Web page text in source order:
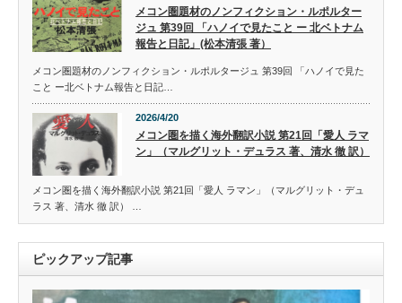
メコン圏題材のノンフィクション・ルポルター
ジュ 第39回 「ハノイで見たこと ー 北ベトナム
報告と日記」(松本清張 著）
メコン圏題材のノンフィクション・ルポルタージュ 第39回 「ハノイで見た
こと ー北ベトナム報告と日記…
2026/4/20
メコン圏を描く海外翻訳小説 第21回「愛人 ラマ
ン」（マルグリット・デュラス 著、清水 徹 訳）
メコン圏を描く海外翻訳小説 第21回「愛人 ラマン」（マルグリット・デュ
ラス 著、清水 徹 訳） …
ピックアップ記事